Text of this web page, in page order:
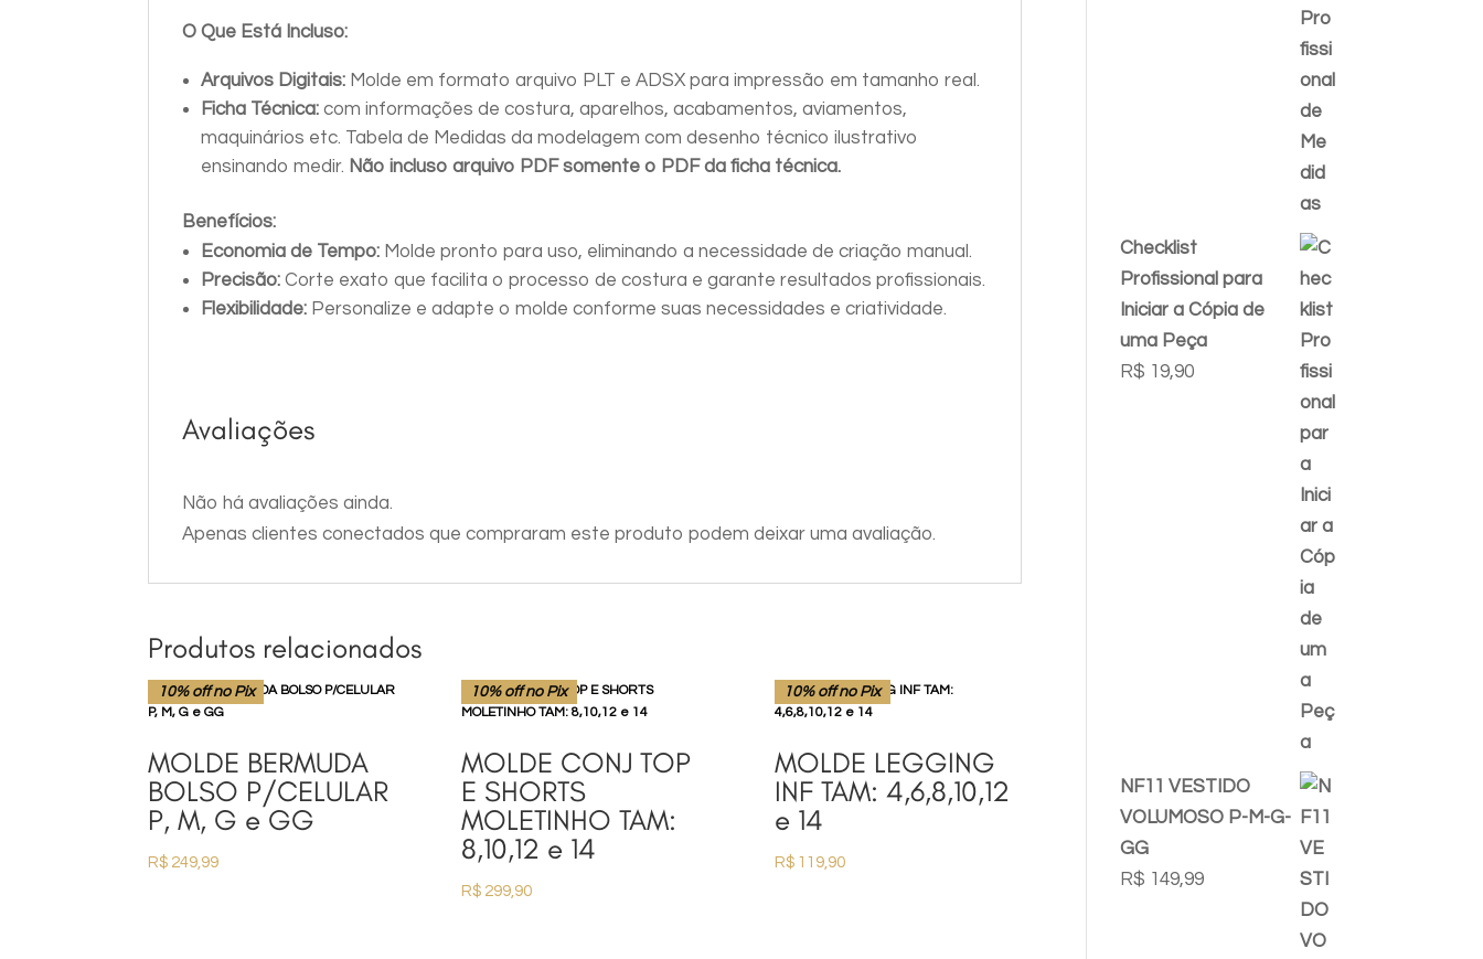
O Que Está Incluso:
Arquivos Digitais: Molde em formato arquivo PLT e ADSX para impressão em tamanho real.
Ficha Técnica: com informações de costura, aparelhos, acabamentos, aviamentos,
maquinários etc. Tabela de Medidas da modelagem com desenho técnico ilustrativo
ensinando medir. Não incluso arquivo PDF somente o PDF da ficha técnica.
Benefícios:
Economia de Tempo: Molde pronto para uso, eliminando a necessidade de criação manual.
Precisão: Corte exato que facilita o processo de costura e garante resultados profissionais.
Flexibilidade: Personalize e adapte o molde conforme suas necessidades e criatividade.
Avaliações
Não há avaliações ainda.
Apenas clientes conectados que compraram este produto podem deixar uma avaliação.
Produtos relacionados
10% off no Pix
MOLDE BERMUDA
BOLSO P/CELULAR
P, M, G e GG
R$ 249,99
10% off no Pix
MOLDE CONJ TOP
E SHORTS
MOLETINHO TAM:
8,10,12 e 14
R$299,90
10% off no Pix
MOLDE LEGGING
INF TAM: 4,6,8,10,12
e 14
R$119,90
Checklist
Profissional para
Iniciar a Cópia de
uma Peça
R$ 19,90
NF11 VESTIDO
VOLUMOSO P-M-G-
GG
R$ 149,99